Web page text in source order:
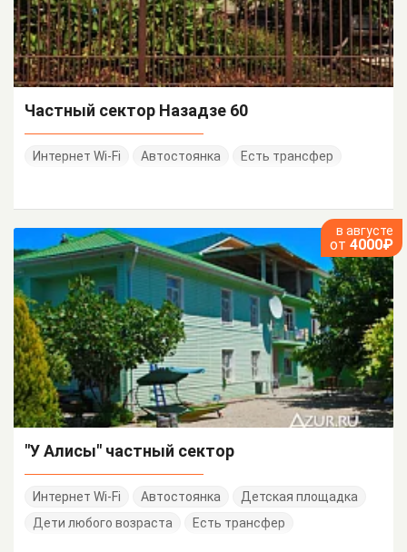
Частный сектор Назадзе 60
Интернет Wi-Fi Автостоянка Есть трансфер
в августе
от 4000₽
"У Алисы" частный сектор
Интернет Wi-Fi Автостоянка
Детская площадка
Дети любого возраста
Есть трансфер